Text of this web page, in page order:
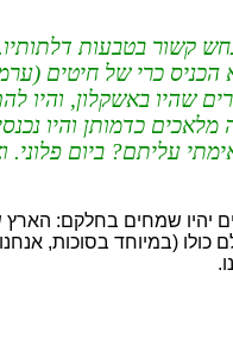
קשור בטבעות
הכניס כרי של חיטים
שהיו באשקלון, והיו
כדמותן והיו
עליתם? ביום פלוני.
יהיו שמחים בחלקם:
כולו (במיוחד בסוכות,